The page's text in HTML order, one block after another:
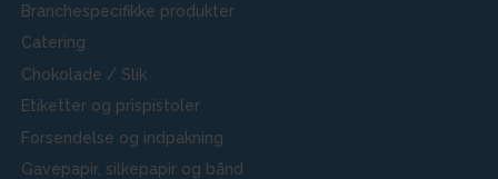
Branchespecifikke produkter
Catering
Chokolade / Slik
Etiketter og prispistoler
Forsendelse og indpakning
Gavepapir, silkepapir og bånd